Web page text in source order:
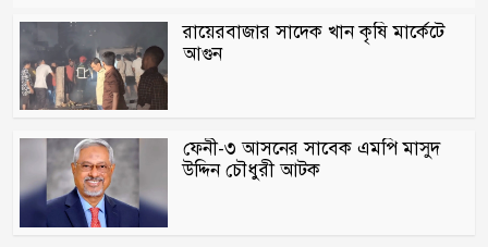
রায়েরবাজার সাদেক খান কৃষি মার্কেটে
আগুন
ফেনী-৩ আসনের সাবেক এমপি মাসুদ
উদ্দিন চৌধুরী আটক